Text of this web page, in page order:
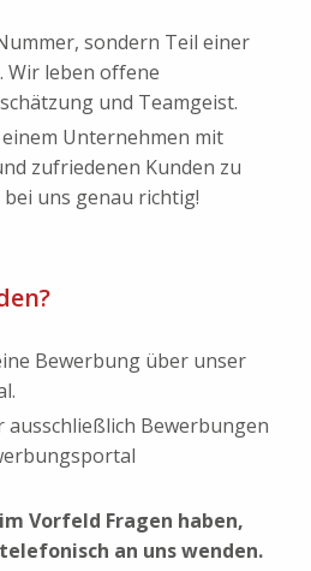
sondern Teil einer
Wir leben offene
und Teamgeist.
Unternehmen mit
zufriedenen Kunden zu
uns genau richtig!
Bewerbung über unser
ausschließlich Bewerbungen
Vorfeld Fragen haben,
an uns wenden.